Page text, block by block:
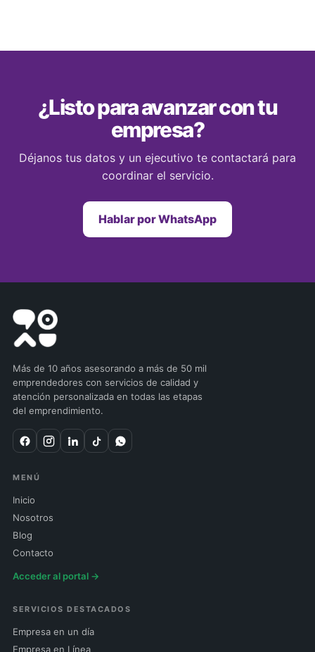
¿Listo para avanzar con tu
empresa?
Déjanos tus datos y un ejecutivo te contactará para
coordinar el servicio.
Hablar por WhatsApp
Más de 10 años asesorando a más de 50 mil
emprendedores con servicios de calidad y
atención personalizada en todas las etapas
del emprendimiento.
MENÚ
Inicio
Nosotros
Blog
Contacto
Acceder al portal →
SERVICIOS DESTACADOS
Empresa en un día
Empresa en Línea